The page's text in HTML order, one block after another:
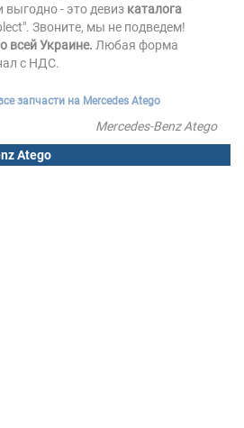
Atego
выгодно - это девиз каталога
Звоните, мы не подведем!
всей Украине. Любая форма
с НДС.
запчасти на Mercedes Atego
Mercedes-Benz Atego